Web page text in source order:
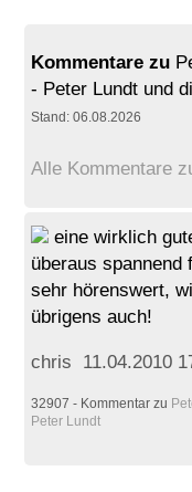
Kommentare zu
- Peter Lundt und
Stand: 06.08.2026
Alle Kommentare
eine wirklich
überaus spannend
sehr hörenswert,
übrigens auch!
chris 11.04.2010
32907 - Kommentar zu
Peter Lundt